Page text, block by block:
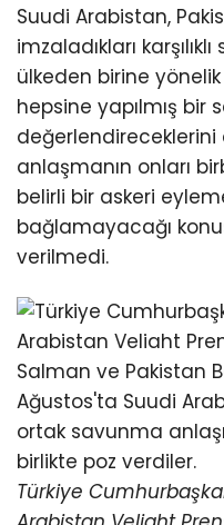
Suudi Arabistan,
imzaladıkları
ülkeden birine yönelik
hepsine yapılmış bir
değerlendireceklerini
anlaşmanın onları
belirli bir askeri
bağlamayacağı
verilmedi.
Türkiye